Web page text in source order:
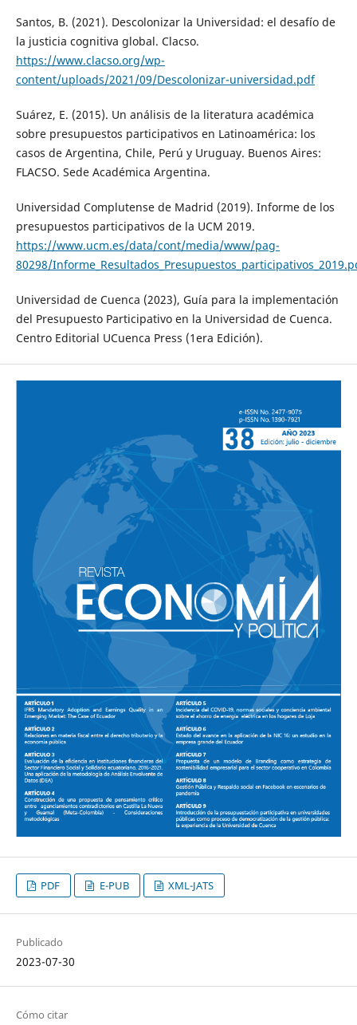
Santos, B. (2021). Descolonizar la Universidad: el desafío de
la justicia cognitiva global. Clacso.
https://www.clacso.org/wp-
content/uploads/2021/09/Descolonizar-universidad.pdf
Suárez, E. (2015). Un análisis de la literatura académica
sobre presupuestos participativos en Latinoamérica: los
casos de Argentina, Chile, Perú y Uruguay. Buenos Aires:
FLACSO. Sede Académica Argentina.
Universidad Complutense de Madrid (2019). Informe de los
presupuestos participativos de la UCM 2019.
https://www.ucm.es/data/cont/media/www/pag-
80298/
Universidad de Cuenca (2023), Guía para la implementación
del Presupuesto Participativo en la Universidad de Cuenca.
Centro Editorial UCuenca Press (1era Edición).
PDF E-PUB XML-JATS
Publicado
2023-07-30
Cómo citar